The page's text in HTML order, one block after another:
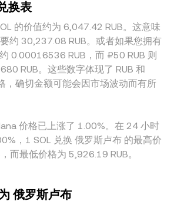
换表
的价值约为 6,047.42 RUB。这意味
约 30,237.08 RUB。或者如果您拥有
0.00016536 RUB，而 ₽50 RUB 则
RUB。这些数字体现了 RUB 和
，确切金额可能会因市场波动而有所
价格已上涨了 1.00%。在 24 小时
，1 SOL 兑换 俄罗斯卢布 的最高价
而最低价格为 5,926.19 RUB。
俄罗斯卢布